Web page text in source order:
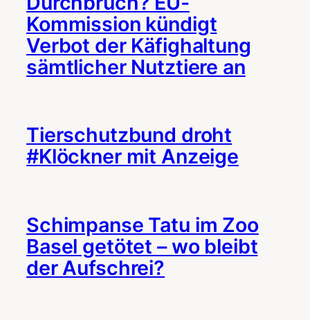
Kommission kündigt
Verbot der Käfighaltung
sämtlicher Nutztiere an
Tierschutzbund droht
#Klöckner mit Anzeige
Schimpanse Tatu im Zoo
Basel getötet – wo bleibt
der Aufschrei?